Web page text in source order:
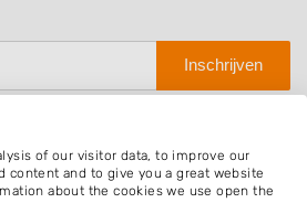
Inschrijven
of our visitor data, to improve our
content and to give you a great website
about the cookies we use open the